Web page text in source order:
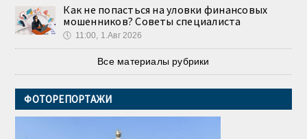
Как не попасться на уловки финансовых
мошенников? Советы специалиста
🕔 11:00, 1.Авг 2026
Все материалы рубрики
ФОТОРЕПОРТАЖИ